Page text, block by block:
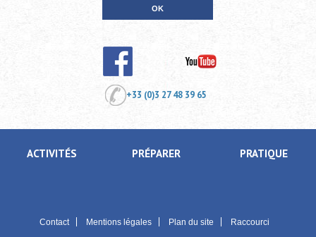
+33 (0)3 27 48 39 65
ACTIVITÉS PRÉPARER PRATIQUE
Contact Mentions légales Plan du site Raccourci